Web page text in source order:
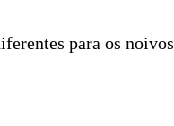
para os